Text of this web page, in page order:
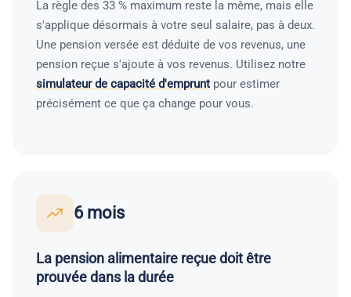
La règle des 33 % maximum reste la même, mais elle
s'applique désormais à votre seul salaire, pas à deux.
Une pension versée est déduite de vos revenus, une
pension reçue s'ajoute à vos revenus. Utilisez notre
simulateur de capacité d'empruntpour estimer
précisément ce que ça change pour vous.
6 mois
La pension alimentaire reçue doit être
prouvée dans la durée